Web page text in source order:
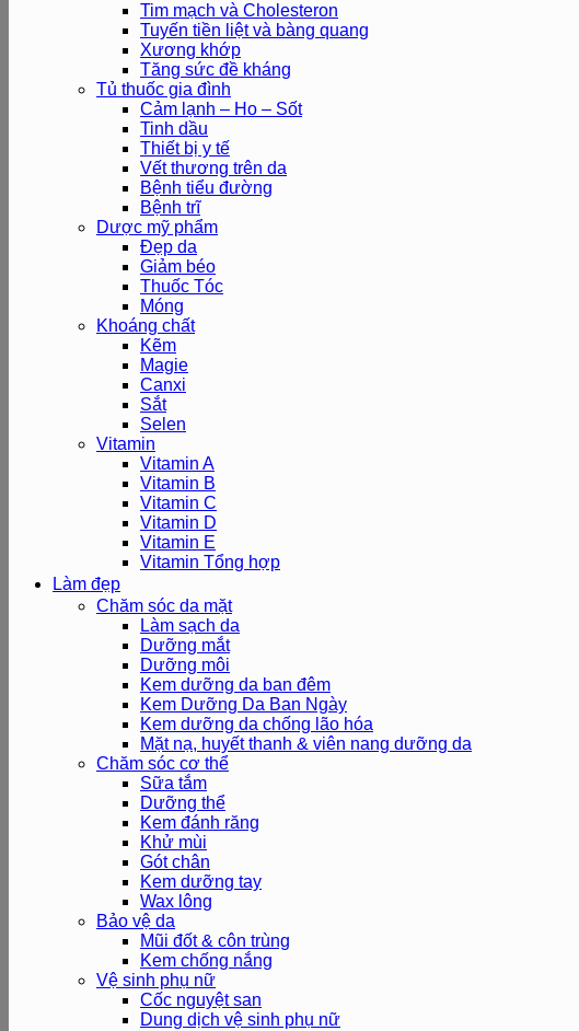
Tim mạch và Cholesteron
Tuyến tiền liệt và bàng quang
Xương khớp
Tăng sức đề kháng
Tủ thuốc gia đình
Cảm lạnh – Ho – Sốt
Tinh dầu
Thiết bị y tế
Vết thương trên da
Bệnh tiểu đường
Bệnh trĩ
Dược mỹ phẩm
Đẹp da
Giảm béo
Thuốc Tóc
Móng
Khoáng chất
Kẽm
Magie
Canxi
Sắt
Selen
Vitamin
Vitamin A
Vitamin B
Vitamin C
Vitamin D
Vitamin E
Vitamin Tổng hợp
Làm đẹp
Chăm sóc da mặt
Làm sạch da
Dưỡng mắt
Dưỡng môi
Kem dưỡng da ban đêm
Kem Dưỡng Da Ban Ngày
Kem dưỡng da chống lão hóa
Mặt nạ, huyết thanh & viên nang dưỡng da
Chăm sóc cơ thể
Sữa tắm
Dưỡng thể
Kem đánh răng
Khử mùi
Gót chân
Kem dưỡng tay
Wax lông
Bảo vệ da
Mũi đốt & côn trùng
Kem chống nắng
Vệ sinh phụ nữ
Cốc nguyệt san
Dung dịch vệ sinh phụ nữ